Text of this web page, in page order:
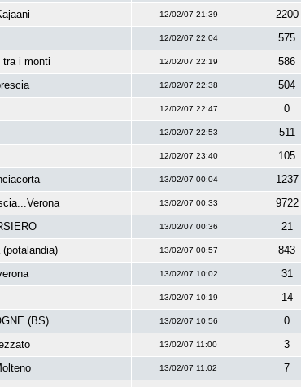
12/02/07 21:39
2200
12/02/07 22:04
575
tra i monti 12/02/07 22:19
586
12/02/07 22:38
504
12/02/07 22:47
0
12/02/07 22:53
511
12/02/07 23:40
105
13/02/07 00:04
1237
13/02/07 00:33
9722
13/02/07 00:36
21
(potalandia) 13/02/07 00:57
843
13/02/07 10:02
31
13/02/07 10:19
14
(BS) 13/02/07 10:56
0
13/02/07 11:00
3
13/02/07 11:02
7